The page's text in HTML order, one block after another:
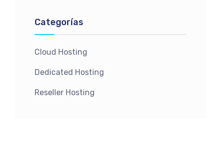
Categorías
Cloud Hosting
Dedicated Hosting
Reseller Hosting